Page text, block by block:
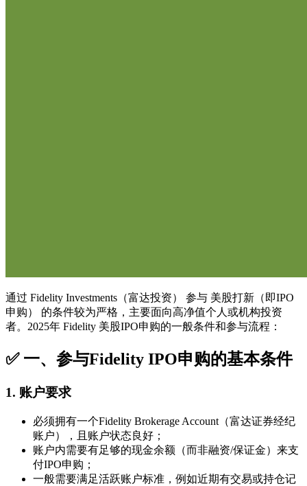
通过 Fidelity Investments（富达投资） 参与 美股打新（即IPO
申购） 的条件较为严格，主要面向高净值个人或机构投资
者。2025年 Fidelity 美股IPO申购的一般条件和参与流程：
✅ 一、参与Fidelity IPO申购的基本条件
1. 账户要求
必须拥有一个Fidelity Brokerage Account（富达证券经纪
账户），且账户状态良好；
账户内需要有足够的现金余额（而非融资/保证金）来支
付IPO申购；
一般需要满足活跃账户标准，例如近期有交易或持仓记